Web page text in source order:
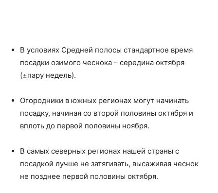
В условиях Средней полосы стандартное время
посадки озимого чеснока – середина октября
(±пару недель).
Огородники в южных регионах могут начинать
посадку, начиная со второй половины октября и
вплоть до первой половины ноября.
В самых северных регионах нашей страны с
посадкой лучше не затягивать, высаживая чеснок
не позднее первой половины октября.